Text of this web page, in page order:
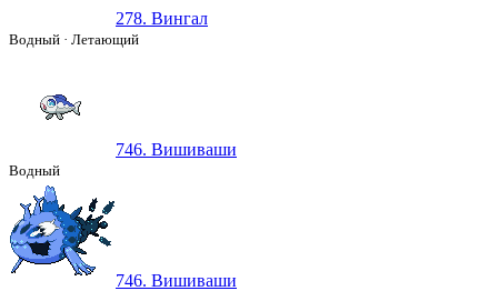
278. Вингал
Водный · Летающий
746. Вишиваши
Водный
746. Вишиваши